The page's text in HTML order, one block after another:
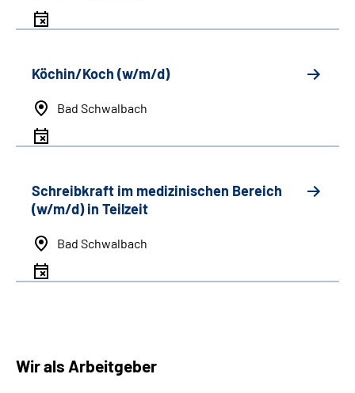
Köchin/Koch (w/m/d)
Bad Schwalbach
Schreibkraft im medizinischen Bereich
(w/m/d) in Teilzeit
Bad Schwalbach
Wir als Arbeitgeber